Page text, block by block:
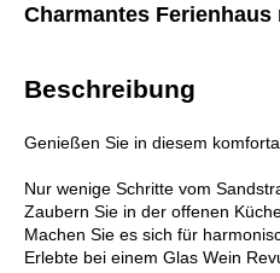
Charmantes
Beschreibung
Genießen Sie in diesem
Nur wenige Schritte vom
Zaubern Sie in der offenen
Machen Sie es sich für
Erlebte bei einem Glas Wein